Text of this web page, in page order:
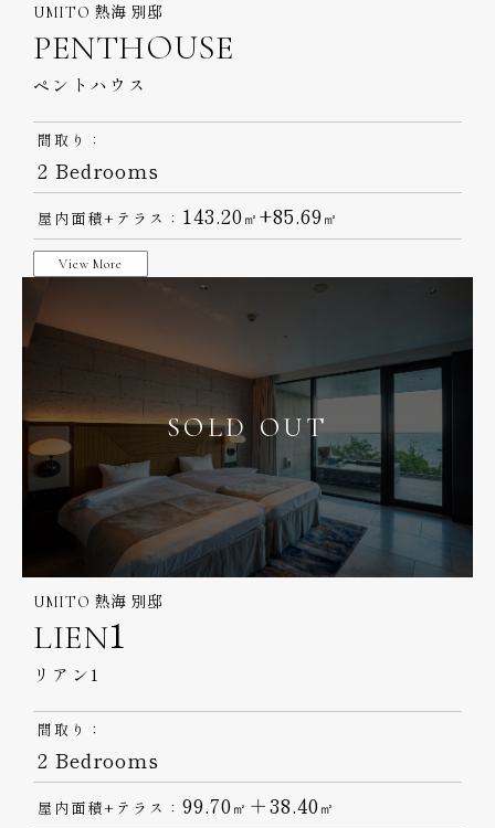
UMITO 熱海 別邸
PENTHOUSE
ペントハウス
間取り：
2 Bedrooms
屋内面積+テラス： 143.20 ㎡ +85.69 ㎡
View More
SOLD OUT
UMITO 熱海 別邸
LIEN1
リアン1
間取り：
2 Bedrooms
屋内面積+テラス： 99.70 ㎡ ＋38.40 ㎡